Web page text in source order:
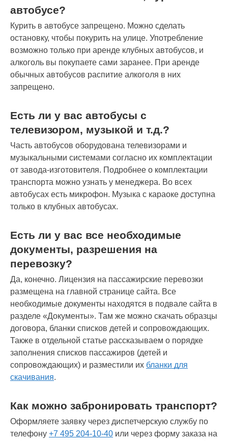
автобусе?
Курить в автобусе запрещено. Можно сделать
остановку, чтобы покурить на улице. Употребление
возможно только при аренде клубных автобусов, и
алкоголь вы покупаете сами заранее. При аренде
обычных автобусов распитие алкоголя в них
запрещено.
Есть ли у вас автобусы с
телевизором, музыкой и т.д.?
Часть автобусов оборудована телевизорами и
музыкальными системами согласно их комплектации
от завода-изготовителя. Подробнее о комплектации
транспорта можно узнать у менеджера. Во всех
автобусах есть микрофон. Музыка с караоке доступна
только в клубных автобусах.
Есть ли у вас все необходимые
документы, разрешения на
перевозку?
Да, конечно. Лицензия на пассажирские перевозки
размещена на главной странице сайта. Все
необходимые документы находятся в подвале сайта в
разделе «Документы». Там же можно скачать образцы
договора, бланки списков детей и сопровождающих.
Также в отдельной статье рассказываем о порядке
заполнения списков пассажиров (детей и
сопровождающих) и разместили их бланки для
скачивания.
Как можно забронировать транспорт?
Оформляете заявку через диспетчерскую службу по
телефону +7 495 204-10-40 или через форму заказа на